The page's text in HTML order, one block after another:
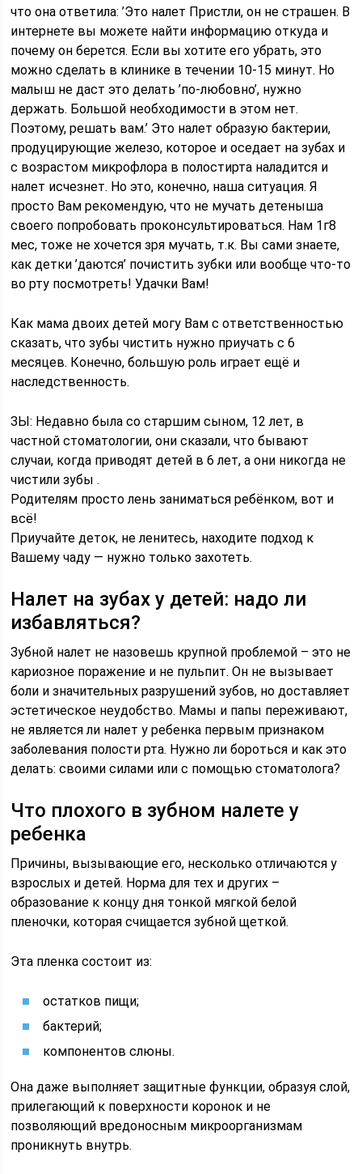
что она ответила: ’Это налет Пристли, он не страшен. В
интернете вы можете найти информацию откуда и
почему он берется. Если вы хотите его убрать, это
можно сделать в клинике в течении 10-15 минут. Но
малыш не даст это делать ’по-любовно’, нужно
держать. Большой необходимости в этом нет.
Поэтому, решать вам.’ Это налет образую бактерии,
продуцирующие железо, которое и оседает на зубах и
с возрастом микрофлора в полостирта наладится и
налет исчезнет. Но это, конечно, наша ситуация. Я
просто Вам рекомендую, что не мучать детеныша
своего попробовать проконсультироваться. Нам 1г8
мес, тоже не хочется зря мучать, т.к. Вы сами знаете,
как детки ’даются’ почистить зубки или вообще что-то
во рту посмотреть! Удачки Вам!
Как мама двоих детей могу Вам с ответственностью
сказать, что зубы чистить нужно приучать с 6
месяцев. Конечно, большую роль играет ещё и
наследственность.
ЗЫ: Недавно была со старшим сыном, 12 лет, в
частной стоматологии, они сказали, что бывают
случаи, когда приводят детей в 6 лет, а они никогда не
чистили зубы .
Родителям просто лень заниматься ребёнком, вот и
всё!
Приучайте деток, не ленитесь, находите подход к
Вашему чаду — нужно только захотеть.
Налет на зубах у детей: надо ли
избавляться?
Зубной налет не назовешь крупной проблемой – это не
кариозное поражение и не пульпит. Он не вызывает
боли и значительных разрушений зубов, но доставляет
эстетическое неудобство. Мамы и папы переживают,
не является ли налет у ребенка первым признаком
заболевания полости рта. Нужно ли бороться и как это
делать: своими силами или с помощью стоматолога?
Что плохого в зубном налете у
ребенка
Причины, вызывающие его, несколько отличаются у
взрослых и детей. Норма для тех и других –
образование к концу дня тонкой мягкой белой
пленочки, которая счищается зубной щеткой.
Эта пленка состоит из:
остатков пищи;
бактерий;
компонентов слюны.
Она даже выполняет защитные функции, образуя слой,
прилегающий к поверхности коронок и не
позволяющий вредоносным микроорганизмам
проникнуть внутрь.